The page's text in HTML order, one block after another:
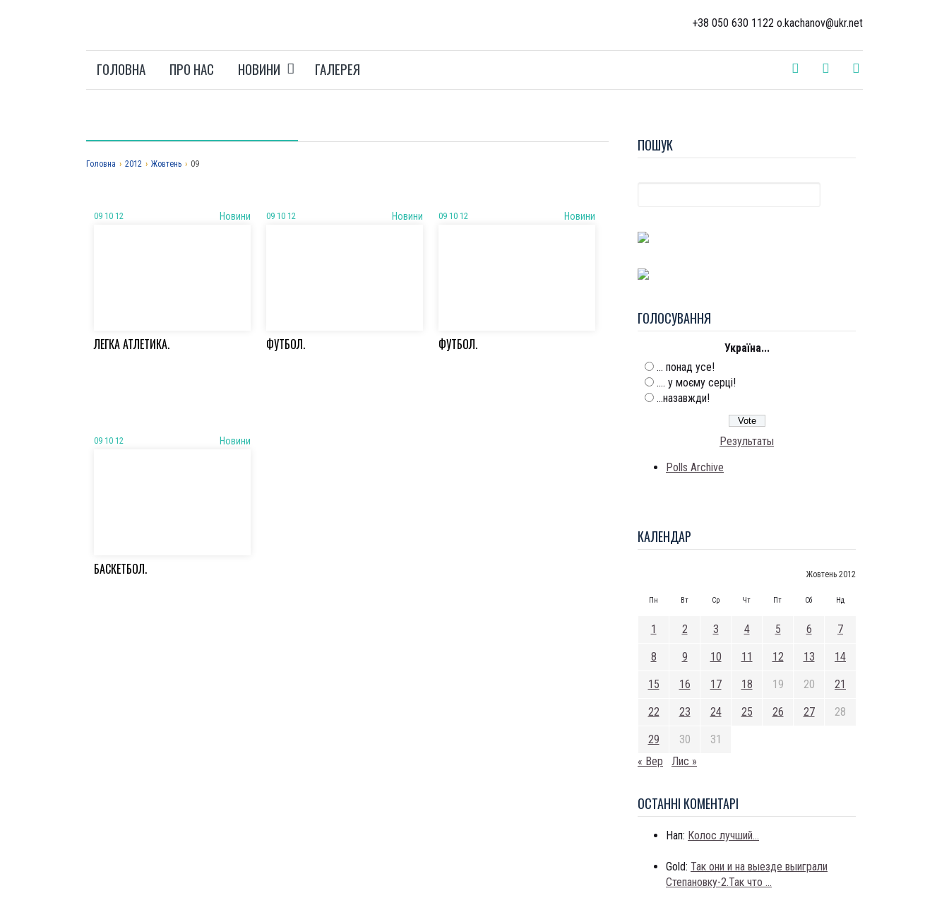
+38 050 630 1122 o.kachanov@ukr.net
ГОЛОВНА ПРО НАС НОВИНИ ГАЛЕРЕЯ
ПОШУК
ГОЛОСУВАННЯ
Україна...
... понад усе!
.... у моєму серці!
...назавжди!
Результаты
Polls Archive
КАЛЕНДАР
Жовтень 2012
Пн Вт Ср Чт Пт Сб Нд
1 2 3 4 5 6 7
8 9 10 11 12 13 14
15 16 17 18 19 20 21
22 23 24 25 26 27 28
29 30
31
« Вер
Лис »
ОСТАННI КОМЕНТАРI
Нап: Колос лучший...
Gold: Так они и на выезде выиграли
Степановку-2.Так что ...
Головна › 2012 › Жовтень › 09
09 10 12 Новини
ЛЕГКА АТЛЕТИКА.
09 10 12 Новини
ФУТБОЛ.
09 10 12 Новини
ФУТБОЛ.
09 10 12 Новини
БАСКЕТБОЛ.